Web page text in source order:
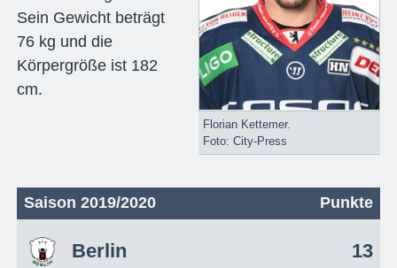
Florian Kettemer.
Foto: City-Press
Sein Gewicht beträgt
76 kg und die
Körpergröße ist 182
cm.
Saison 2019/2020 Punkte
Berlin 13